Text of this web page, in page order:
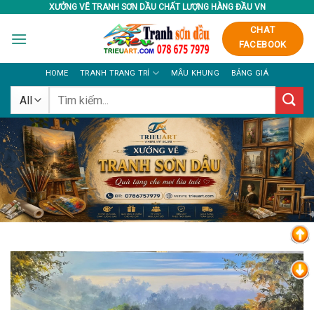
content
XƯỞNG VẼ TRANH SƠN DẦU CHẤT LƯỢNG HÀNG ĐẦU VN
CHAT
FACEBOOK
HOME TRANH TRANG TRÍ MẪU KHUNG BẢNG GIÁ
Tìm